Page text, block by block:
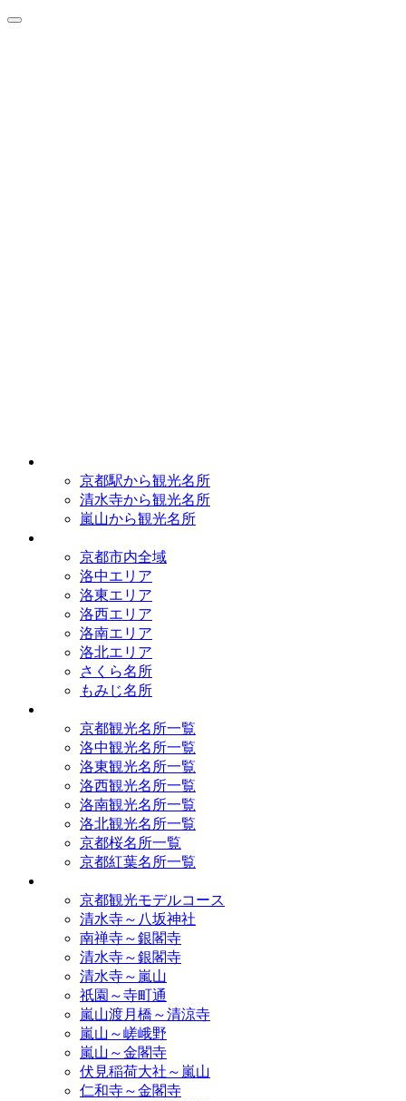
京都駅から観光名所
清水寺から観光名所
嵐山から観光名所
京都市内全域
洛中エリア
洛東エリア
洛西エリア
洛南エリア
洛北エリア
さくら名所
もみじ名所
京都観光名所一覧
洛中観光名所一覧
洛東観光名所一覧
洛西観光名所一覧
洛南観光名所一覧
洛北観光名所一覧
京都桜名所一覧
京都紅葉名所一覧
京都観光モデルコース
清水寺～八坂神社
南禅寺～銀閣寺
清水寺～銀閣寺
清水寺～嵐山
祇園～寺町通
嵐山渡月橋～清涼寺
嵐山～嵯峨野
嵐山～金閣寺
伏見稲荷大社～嵐山
仁和寺～金閣寺